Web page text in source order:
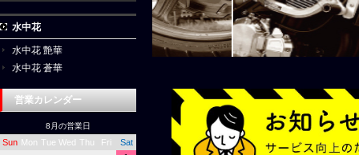
水中花
水中花 艶華
水中花 蒼華
営業カレンダー
8月の営業日
Sun Mon Tue Wed Thu Fri Sat